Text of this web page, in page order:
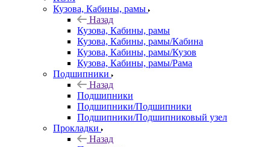
Кузова, Кабины, рамы
Назад
Кузова, Кабины, рамы
Кузова, Кабины, рамы/Кабина
Кузова, Кабины, рамы/Кузов
Кузова, Кабины, рамы/Рама
Подшипники
Назад
Подшипники
Подшипники/Подшипники
Подшипники/Подшипниковый узел
Прокладки
Назад